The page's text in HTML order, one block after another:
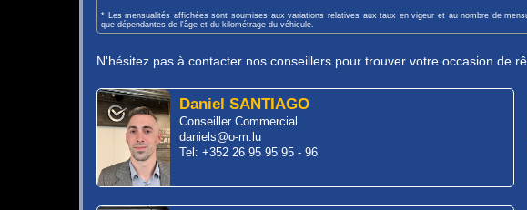
* Les mensualités affichées sont soumises aux variations relatives aux taux en vigeur et au nombre de
que dépendantes de l'âge et du kilométrage du véhicule.
N'hésitez pas à contacter nos conseillers pour trouver votre occasion de
Daniel SANTIAGO
Conseiller Commercial
daniels@o-m.lu
Tel: +352 26 95 95 95 - 96